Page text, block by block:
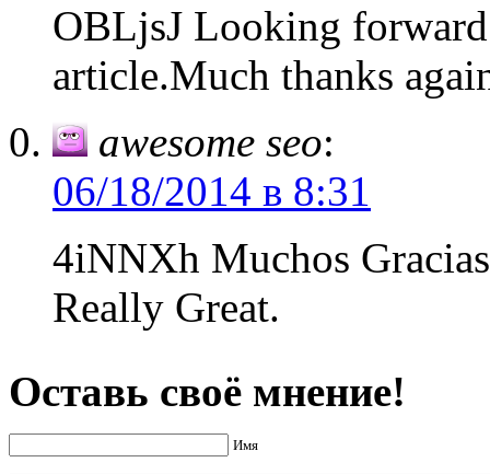
OBLjsJ Looking
article.Much thanks
awesome seo:
06/18/2014 в 8:31
4iNNXh Muchos
Really Great.
Оставь своё мнение!
Имя